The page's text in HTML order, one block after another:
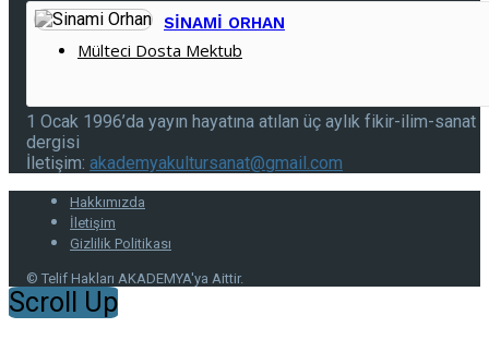
SINAMI ORHAN
Mülteci Dosta Mektub
1 Ocak 1996’da yayın hayatına atılan üç aylık fikir-ilim-sanat
dergisi
İletişim: akademyakultursanat@gmail.com
Hakkımızda
İletişim
Gizlilik Politikası
© Telif Hakları AKADEMYA'ya Aittir.
Scroll Up